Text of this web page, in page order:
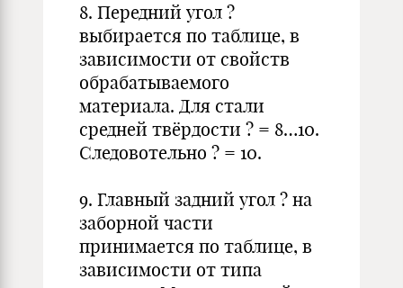
8. Передний угол ?
выбирается по таблице, в
зависимости от свойств
обрабатываемого
материала. Для стали
средней твёрдости ? = 8…10.
Следовотельно ? = 10.
9. Главный задний угол ? на
заборной части
принимается по таблице, в
зависимости от типа